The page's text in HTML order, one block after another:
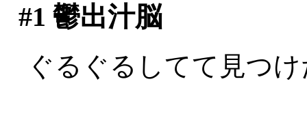
#1 鬱出汁脳
ぐるぐるしてて見つ